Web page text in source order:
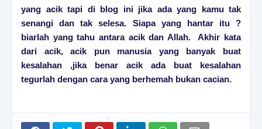
yang acik tapi di blog ini jika ada yang kamu tak
senangi dan tak selesa. Siapa yang hantar itu ?
biarlah yang tahu antara acik dan Allah. Akhir kata
dari acik, acik pun manusia yang banyak buat
kesalahan ,jika benar acik ada buat kesalahan
tegurlah dengan cara yang berhemah bukan cacian.